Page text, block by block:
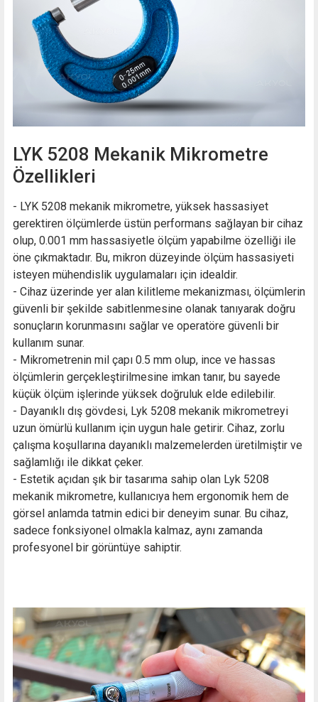
LYK 5208 Mekanik Mikrometre
Özellikleri
- LYK 5208 mekanik mikrometre, yüksek hassasiyet
gerektiren ölçümlerde üstün performans sağlayan bir cihaz
olup, 0.001 mm hassasiyetle ölçüm yapabilme özelliği ile
öne çıkmaktadır. Bu, mikron düzeyinde ölçüm hassasiyeti
isteyen mühendislik uygulamaları için idealdir.
- Cihaz üzerinde yer alan kilitleme mekanizması, ölçümlerin
güvenli bir şekilde sabitlenmesine olanak tanıyarak doğru
sonuçların korunmasını sağlar ve operatöre güvenli bir
kullanım sunar.
- Mikrometrenin mil çapı 0.5 mm olup, ince ve hassas
ölçümlerin gerçekleştirilmesine imkan tanır, bu sayede
küçük ölçüm işlerinde yüksek doğruluk elde edilebilir.
- Dayanıklı dış gövdesi, Lyk 5208 mekanik mikrometreyi
uzun ömürlü kullanım için uygun hale getirir. Cihaz, zorlu
çalışma koşullarına dayanıklı malzemelerden üretilmiştir ve
sağlamlığı ile dikkat çeker.
- Estetik açıdan şık bir tasarıma sahip olan Lyk 5208
mekanik mikrometre, kullanıcıya hem ergonomik hem de
görsel anlamda tatmin edici bir deneyim sunar. Bu cihaz,
sadece fonksiyonel olmakla kalmaz, aynı zamanda
profesyonel bir görüntüye sahiptir.